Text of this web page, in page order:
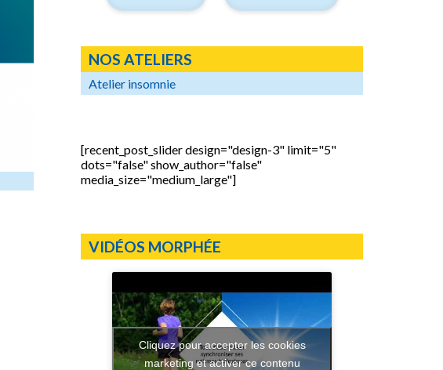
NOS ATELIERS
Atelier insomnie
[recent_post_slider design="design-3" limit="5"
dots="false" show_author="false"
media_size="medium_large"]
VIDÉOS MORPHÉE
Cliquez pour accepter les cookies
marketing et activer ce contenu